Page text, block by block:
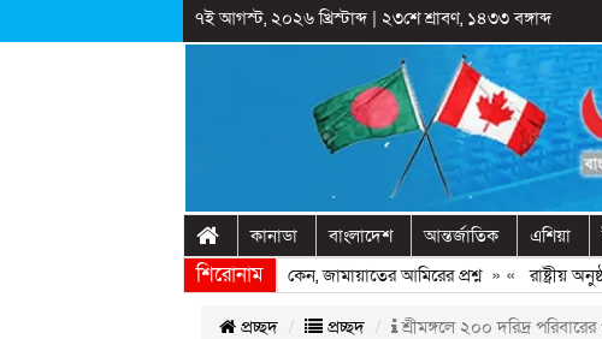
৭ই আগস্ট, ২০২৬ খ্রিস্টাব্দ| ২৩শে শ্রাবণ, ১৪৩৩ বঙ্গাব্দ
কানাডা বাংলাদেশ আন্তর্জাতিক এশিয়া
শিরোনাম
হাসিনাকে ফিরিয়ে আনতে দেরি হচ্ছে কেন, জামায়াতের আমিরের প্রশ্ন» «রাষ্ট্রীয়
প্রচ্ছদ প্রচ্ছদ শ্রীমঙ্গলে ২০০ দরিদ্র